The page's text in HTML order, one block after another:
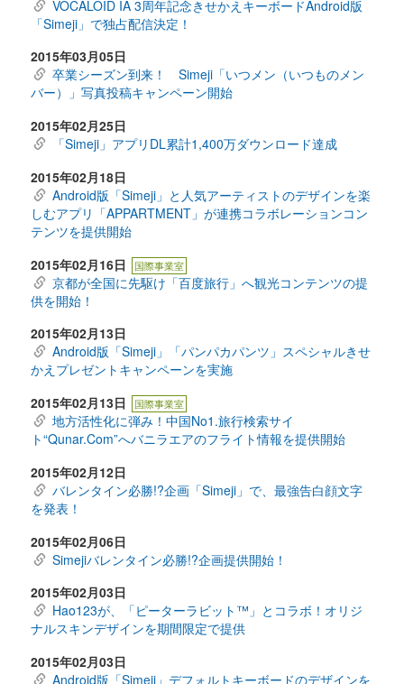
VOCALOID IA 3周年記念きせかえキーボードAndroid版
「Simeji」で独占配信決定！
2015年03月05日
卒業シーズン到来！ Simeji「いつメン（いつものメン
バー）」写真投稿キャンペーン開始
2015年02月25日
「Simeji」アプリDL累計1,400万ダウンロード達成
2015年02月18日
Android版「Simeji」と人気アーティストのデザインを楽
しむアプリ「APPARTMENT」が連携コラボレーションコン
テンツを提供開始
2015年02月16日
国際事業室
京都が全国に先駆け「百度旅行」へ観光コンテンツの提
供を開始！
2015年02月13日
Android版「Simeji」「パンパカパンツ」スペシャルきせ
かえプレゼントキャンペーンを実施
2015年02月13日
国際事業室
地方活性化に弾み！中国No1.旅行検索サイ
ト“Qunar.Com”へバニラエアのフライト情報を提供開始
2015年02月12日
バレンタイン必勝!?企画「Simeji」で、最強告白顔文字
を発表！
2015年02月06日
Simejiバレンタイン必勝!?企画提供開始！
2015年02月03日
Hao123が、「ピーターラビット™」とコラボ！オリジ
ナルスキンデザインを期間限定で提供
2015年02月03日
Android版「Simeji」デフォルトキーボードのデザインを